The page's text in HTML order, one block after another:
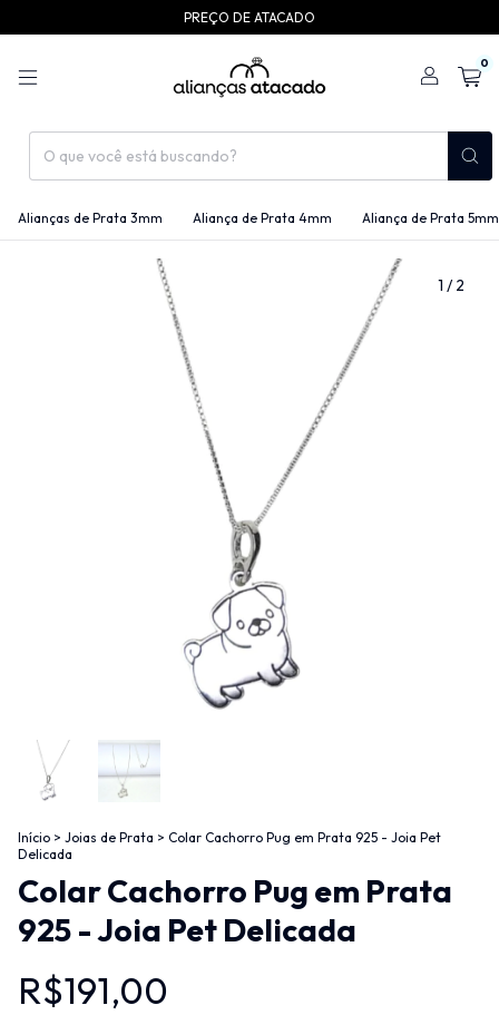
PREÇO DE ATACADO
0
Alianças de Prata 3mm Aliança de Prata 4mm Aliança de Prata 5mm
1 /2
Início > Joias de Prata > Colar Cachorro Pug em Prata 925 - Joia Pet
Delicada
Colar Cachorro Pug em Prata
925 - Joia Pet Delicada
R$191,00